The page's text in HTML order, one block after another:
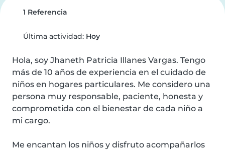
1 Referencia
Última actividad: Hoy
Hola, soy Jhaneth Patricia Illanes Vargas. Tengo
más de 10 años de experiencia en el cuidado de
niños en hogares particulares. Me considero una
persona muy responsable, paciente, honesta y
comprometida con el bienestar de cada niño a
mi cargo.
Me encantan los niños y disfruto acompañarlos